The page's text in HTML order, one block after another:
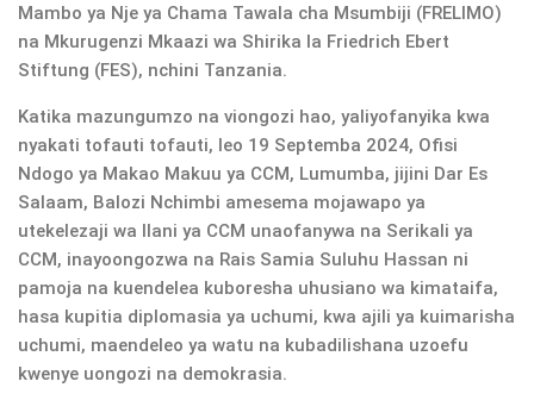
Mambo ya Nje ya Chama Tawala cha Msumbiji (FRELIMO)
na Mkurugenzi Mkaazi wa Shirika la Friedrich Ebert
Stiftung (FES), nchini Tanzania.
Katika mazungumzo na viongozi hao, yaliyofanyika kwa
nyakati tofauti tofauti, leo 19 Septemba 2024, Ofisi
Ndogo ya Makao Makuu ya CCM, Lumumba, jijini Dar Es
Salaam, Balozi Nchimbi amesema mojawapo ya
utekelezaji wa Ilani ya CCM unaofanywa na Serikali ya
CCM, inayoongozwa na Rais Samia Suluhu Hassan ni
pamoja na kuendelea kuboresha uhusiano wa kimataifa,
hasa kupitia diplomasia ya uchumi, kwa ajili ya kuimarisha
uchumi, maendeleo ya watu na kubadilishana uzoefu
kwenye uongozi na demokrasia.